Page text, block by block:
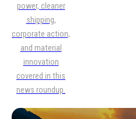
power, cleaner
shipping,
corporate action,
and material
innovation
covered in this
news roundup.